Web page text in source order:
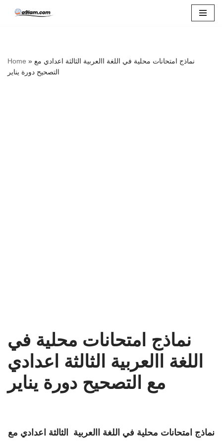
Home » نماذج امتحانات محلية في اللغة االعربية الثالثة اعدادي مع
التصحيح دورة يناير
نماذج امتحانات محلية في
اللغة االعربية الثالثة اعدادي
مع التصحيح دورة يناير
نماذج امتحانات محلية في اللغة االعربية الثالثة اعدادي مع